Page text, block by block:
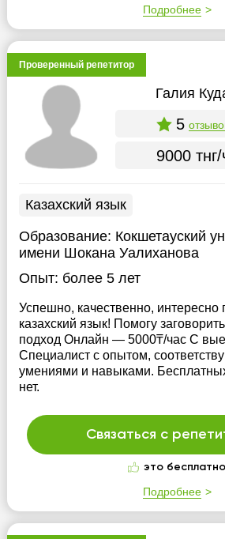
Подробнее
Проверенный репетитор
Галия
5
9000
Казахский язык
Образование: Кокшетауский
имени Шокана Уалиханова
Опыт: более 5 лет
Успешно, качественно, интересно
казахский язык! Помогу
подход Онлайн — 5000₸/час С
Специалист с опытом,
умениями и навыками.
нет.
Связаться с
это бесплатно
Подробнее